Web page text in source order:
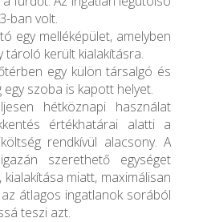
ban volt.
egy melléképület, amelyben
tároló került kialakításra.
egy külön társalgó és
szoba is kapott helyet.
hétköznapi használat
értékhatárai alatti a
rendkívül alacsony. A
szerethető egységet
miatt, maximálisan
átlagos ingatlanok sorából
teszi azt.